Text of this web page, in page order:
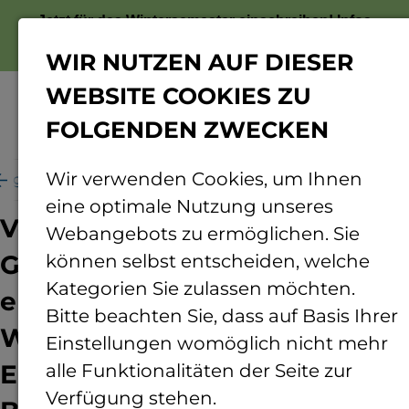
Jetzt für das Wintersemester einschreiben!Infos
Rund ums Forschen Projekte bhyoH2-Tec
Verbundprojekt:
Grundlagenplanung und -
entwicklung von regionalen
Wasserstoff-
Erzeugungsanlagen mittels
WIR NUTZEN AUF DIESER
WEBSITE COOKIES ZU
FOLGENDEN ZWECKEN
Wir verwenden Cookies, um Ihnen
eine optimale Nutzung unseres
Webangebots zu ermöglichen. Sie
können selbst entscheiden, welche
Kategorien Sie zulassen möchten.
Bitte beachten Sie, dass auf Basis Ihrer
Einstellungen womöglich nicht mehr
alle Funktionalitäten der Seite zur
Verfügung stehen.